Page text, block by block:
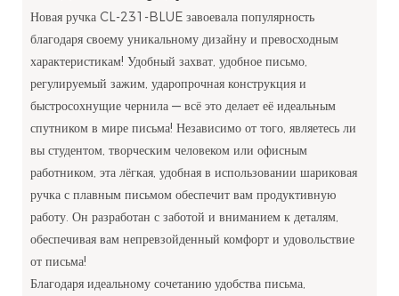
Новая ручка CL-231-BLUE завоевала популярность
благодаря своему уникальному дизайну и превосходным
характеристикам! Удобный захват, удобное письмо,
регулируемый зажим, ударопрочная конструкция и
быстросохнущие чернила — всё это делает её идеальным
спутником в мире письма! Независимо от того, являетесь ли
вы студентом, творческим человеком или офисным
работником, эта лёгкая, удобная в использовании шариковая
ручка с плавным письмом обеспечит вам продуктивную
работу. Он разработан с заботой и вниманием к деталям,
обеспечивая вам непревзойденный комфорт и удовольствие
от письма!
Благодаря идеальному сочетанию удобства письма,